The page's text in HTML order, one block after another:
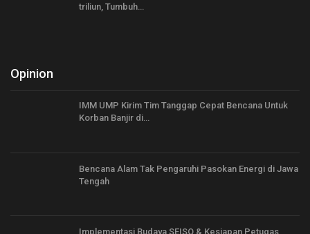
triliun, Tumbuh…
Opinion
IMM UMP Kirim Tim Tanggap Cepat Bencana Untuk
Korban Banjir di…
Bencana Alam Tak Pengaruhi Pasokan Energi di Jawa
Tengah
Implementasi Budaya SEISO & Kesiapan Petugas,